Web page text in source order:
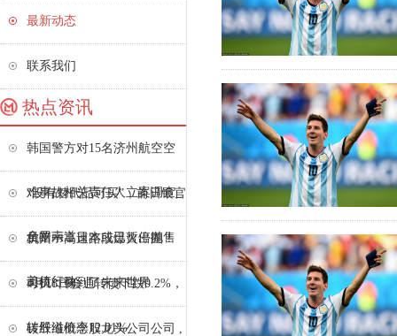
最新动态
联系我们
热点资讯
韩国警方对15名济州航空空
难事故相关责任人立案调查_
全罗南道
“没有替代品可买”，前日银官
员暗示，日本或已暂停抛售
美债行动
杭州一高速路段爆火出圈！
司机：像到了未来世界
4月18日会通转债下跌0.2%，
转股溢价率12.01%
碳纤维概念股龙头公司公司 ,